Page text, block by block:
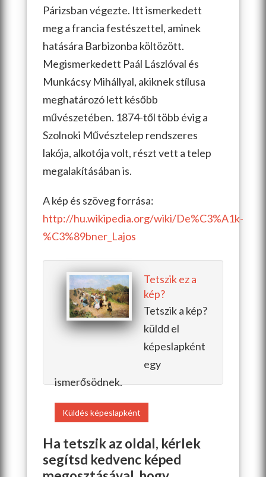
Párizsban végezte. Itt ismerkedett
meg a francia festészettel, aminek
hatására Barbizonba költözött.
Megismerkedett Paál Lászlóval és
Munkácsy Mihállyal, akiknek stílusa
meghatározó lett később
művészetében. 1874-től több évig a
Szolnoki Művésztelep rendszeres
lakója, alkotója volt, részt vett a telep
megalakításában is.
A kép és szöveg forrása:
http://hu.wikipedia.org/wiki/De%C3%A1k-
%C3%89bner_Lajos
Tetszik ez a
kép?
Tetszik a kép?
küldd el
képeslapként
egy
ismerősödnek.
Küldés képeslapként
Ha tetszik az oldal, kérlek
segítsd kedvenc képed